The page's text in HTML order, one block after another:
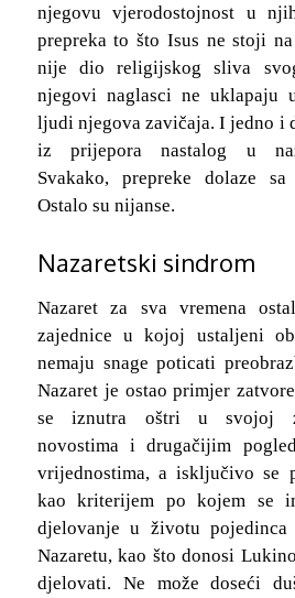
njegovu vjerodostojnost u
prepreka to što Isus ne stoji
nije dio religijskog sliva
njegovi naglasci ne uklapaju
ljudi njegova zavičaja. I jedno i
iz prijepora nastalog u
Svakako, prepreke dolaze sa
Ostalo su nijanse.
Nazaretski sindrom
Nazaret za sva vremena
zajednice u kojoj ustaljeni
nemaju snage poticati
Nazaret je ostao primjer
se iznutra oštri u svojoj
novostima i drugačijim
vrijednostima, a isključivo se
kao kriterijem po kojem se
djelovanje u životu
Nazaretu, kao što donosi
djelovati. Ne može doseći